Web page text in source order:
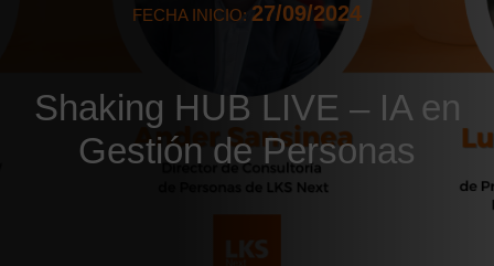
FECHA INICIO: 27/09/2024
Shaking HUB LIVE – IA en
Gestión de Personas